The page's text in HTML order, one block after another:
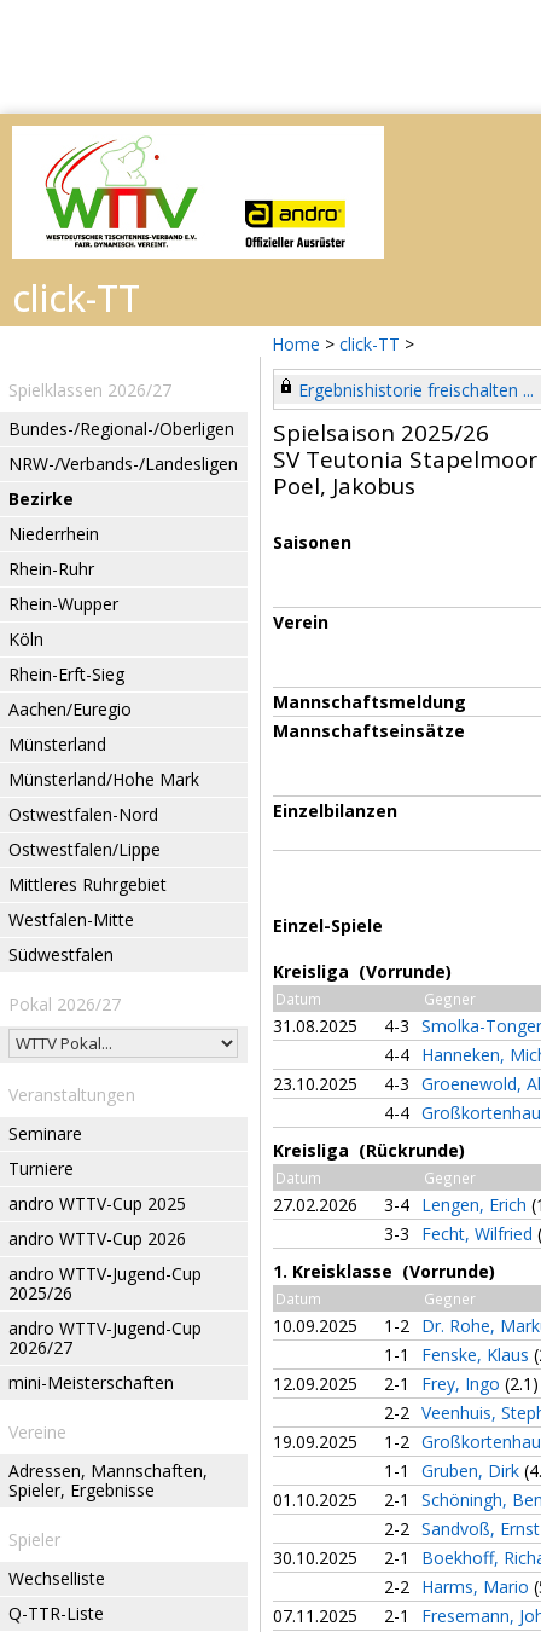
Home > click-TT >
Spielklassen 2026/27
Bundes-/Regional-/Oberligen
NRW-/Verbands-/Landesligen
Bezirke
Niederrhein
Rhein-Ruhr
Rhein-Wupper
Köln
Rhein-Erft-Sieg
Aachen/Euregio
Münsterland
Münsterland/Hohe Mark
Ostwestfalen-Nord
Ostwestfalen/Lippe
Mittleres Ruhrgebiet
Westfalen-Mitte
Südwestfalen
Pokal 2026/27
Veranstaltungen
Seminare
Turniere
andro WTTV-Cup 2025
andro WTTV-Cup 2026
andro WTTV-Jugend-Cup
2025/26
andro WTTV-Jugend-Cup
2026/27
mini-Meisterschaften
Vereine
Adressen, Mannschaften,
Spieler, Ergebnisse
Spieler
Wechselliste
Q-TTR-Liste
Ergebnishistorie freischalten ...
Spielsaison 2025/26
SV Teutonia Stapelmoor
Poel, Jakobus
Saisonen
Verein
Mannschaftsmeldung
Mannschaftseinsätze
Einzelbilanzen
Einzel-Spiele
Kreisliga (Vorrunde)
Datum Gegner
31.08.2025 4-3 Smolka-
4-4 Hanneken,
23.10.2025
4-3 Groenewold,
4-4
Kreisliga (Rückrunde)
Datum Gegner
27.02.2026 3-4 Lengen, Erich
3-3
Fecht, Wilfried
1. Kreisklasse (Vorrunde)
Datum Gegner
10.09.2025 1-2 Dr. Rohe,
1-1
Fenske, Klaus
12.09.2025
2-1 Frey, Ingo (2.1)
2-2 Veenhuis,
19.09.2025
1-2
1-1
Gruben, Dirk
01.10.2025
2-1
Schöningh,
2-2 Sandvoß,
30.10.2025
2-1
Boekhoff,
2-2 Harms, Mario
07.11.2025
2-1
Fresemann,